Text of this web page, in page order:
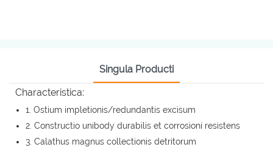
Singula Producti
Characteristica:
1. Ostium impletionis/redundantis excisum
2. Constructio unibody durabilis et corrosioni resistens
3. Calathus magnus collectionis detritorum